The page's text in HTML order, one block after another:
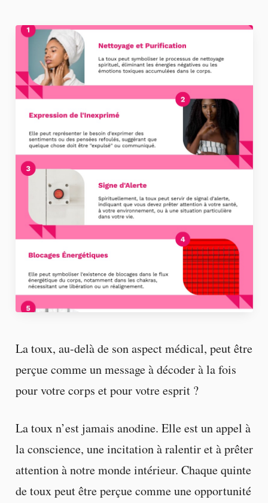
La toux, au-delà de son aspect médical, peut être
perçue comme un message à décoder à la fois
pour votre corps et pour votre esprit ?
La toux n’est jamais anodine. Elle est un appel à
la conscience, une incitation à ralentir et à prêter
attention à notre monde intérieur. Chaque quinte
de toux peut être perçue comme une opportunité